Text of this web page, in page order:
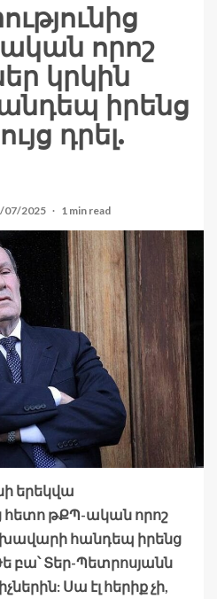
որոշ
կրկին
իրենց
դրել.
07/2025 1 min read
երեկվա
հետո թՔՊ-ական որոշ
հանդեպ իրենց
բա՝ Տեր-Պետրոսյանն
Սա էլ հերիք չի,